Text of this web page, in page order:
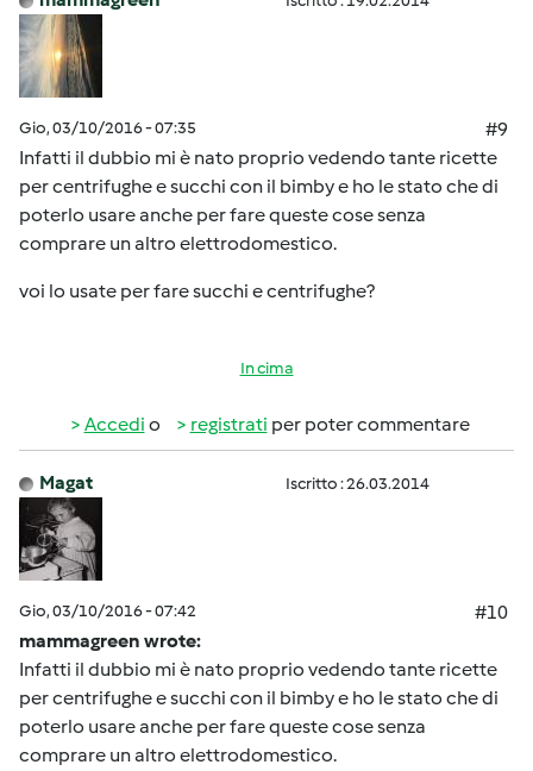
Gio, 03/10/2016 - 07:35
#9
Infatti il dubbio mi è nato proprio vedendo tante ricette
per centrifughe e succhi con il bimby e ho le stato che di
poterlo usare anche per fare queste cose senza
comprare un altro elettrodomestico.
voi lo usate per fare succhi e centrifughe?
In cima
Accedi o registrati per poter commentare
Magat Iscritto : 26.03.2014
Gio, 03/10/2016 - 07:42
#10
mammagreen wrote:
Infatti il dubbio mi è nato proprio vedendo tante ricette
per centrifughe e succhi con il bimby e ho le stato che di
poterlo usare anche per fare queste cose senza
comprare un altro elettrodomestico.